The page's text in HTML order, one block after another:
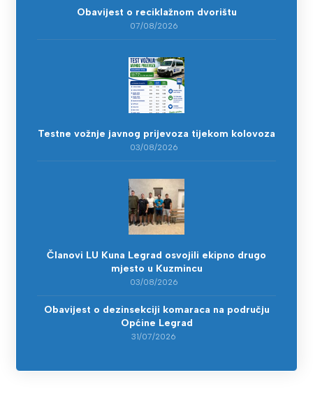
Obavijest o reciklažnom dvorištu
07/08/2026
Testne vožnje javnog prijevoza tijekom kolovoza
03/08/2026
Članovi LU Kuna Legrad osvojili ekipno drugo
mjesto u Kuzmincu
03/08/2026
Obavijest o dezinsekciji komaraca na području
Općine Legrad
31/07/2026